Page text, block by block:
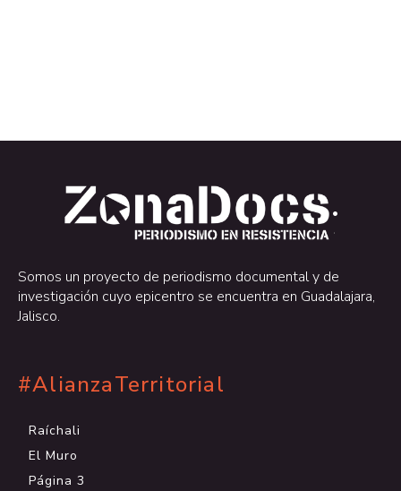
.
.
Somos un proyecto de periodismo documental y de
investigación cuyo epicentro se encuentra en Guadalajara,
Jalisco.
#AlianzaTerritorial
Raíchali
El Muro
Página 3